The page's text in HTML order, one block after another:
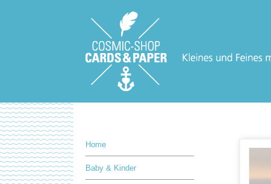
Home
Baby & Kinder